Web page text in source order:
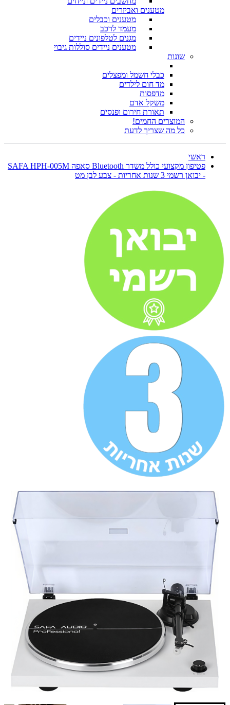
מטענים ואביזרים
מטענים וכבלים
מעמד לרכב
מגנים לטלפונים ניידים
מטענים ניידים סוללות גיבוי
שונות
כבלי חשמל ומפצלים
מד חום לילדים
מדפסות
משקל אדם
תאורת חירום ופנסים
המוצרים החמים!
כל מה שצריך לדעת
ראשי
פטיפון מקצועי כולל משדר Bluetooth סאפה SAFA HPH-005M
- יבואן רשמי 3 שנות אחריות - צבע לבן מט